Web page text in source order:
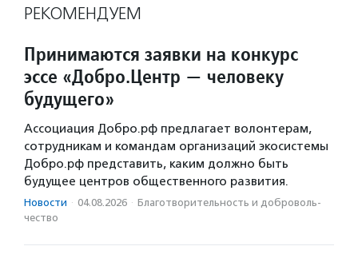
РЕКОМЕНДУЕМ
Принимаются заявки на конкурс
эссе «Добро.Центр — человеку
будущего»
Ассоциация Добро.рф предлагает волонтерам,
сотрудникам и командам организаций экосистемы
Добро.рф представить, каким должно быть
будущее центров общественного развития.
Новости · 04.08.2026 · Благотвори­тель­ность и доброволь­
чест­во